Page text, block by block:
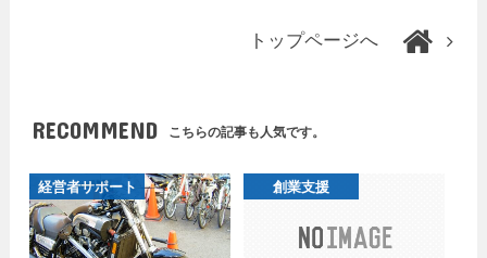
トップページへ
RECOMMEND こちらの記事も人気です。
経営者サポート 創業支援